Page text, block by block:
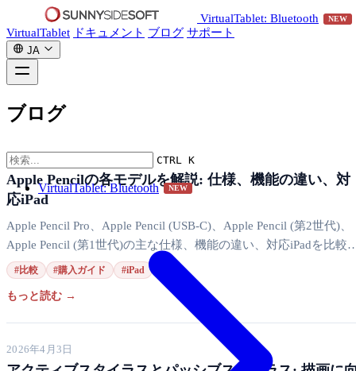
VirtualTablet: Bluetooth NEW
VirtualTablet ドキュメント ブログ サポート
JA
CTRL K
VirtualTablet: Bluetooth NEW
ブログ
2026年4月5日
Apple Pencilの各モデルを解説: 仕様、機能の違い、対
応iPad
Apple Pencil Pro、Apple Pencil (USB-C)、Apple Pencil (第2世代)、
Apple Pencil (第1世代)の主な仕様、機能の違い、対応iPadを比較
ます。
#比較 #購入ガイド #iPad
もっと読む →
2026年4月3日